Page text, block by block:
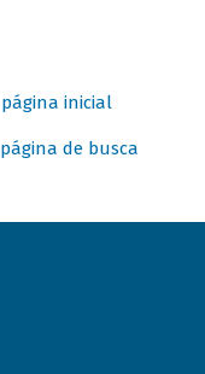
página inicial
página de busca